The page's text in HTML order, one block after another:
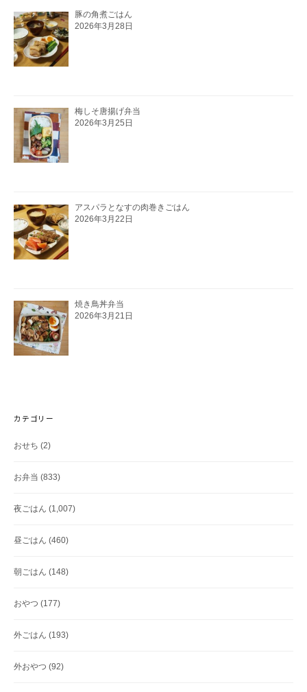
豚の角煮ごはん
2026年3月28日
梅しそ唐揚げ弁当
2026年3月25日
アスパラとなすの肉巻きごはん
2026年3月22日
焼き鳥丼弁当
2026年3月21日
カテゴリー
おせち (2)
お弁当 (833)
夜ごはん (1,007)
昼ごはん (460)
朝ごはん (148)
おやつ (177)
外ごはん (193)
外おやつ (92)